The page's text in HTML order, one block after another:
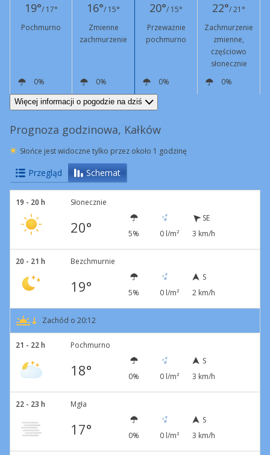
19°/ 17° 16°/ 15° 20°/ 15° 22°/ 21°
Pochmurno
Zmienne
zachmurzenie
Przeważnie
pochmurno
Zachmurzenie
zmienne,
częściowo
słonecznie
0%
0% 0%
0%
S
4 km/h S
4 km/h
Więcej informacji o pogodzie na dziś
Prognoza godzinowa, Kałków
Słońce jest widoczne tylko przez około 1 godzinę
Przegląd Schemat
19 - 20 h Słonecznie
20° 5% 0 l/m²
SE
3 km/h
20 - 21 h Bezchmurnie
19° 5% 0 l/m²
S
2 km/h
Zachód o 20:12
21 - 22 h Pochmurno
18° 0% 0 l/m²
S
3 km/h
22 - 23 h Mgła
17° 0% 0 l/m²
S
3 km/h